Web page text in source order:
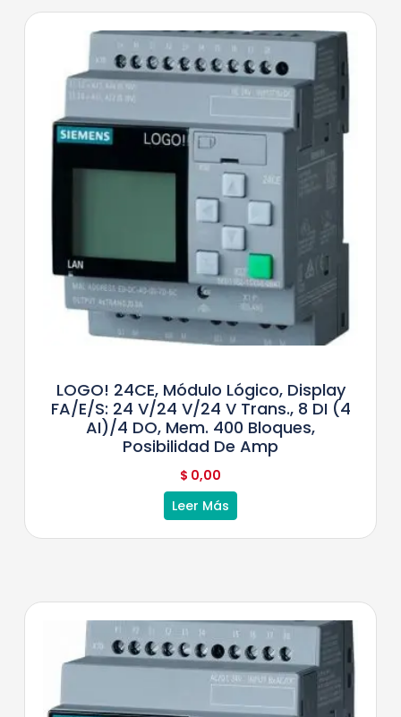
LOGO! 24CE, Módulo Lógico, Display
FA/E/S: 24 V/24 V/24 V Trans., 8 DI (4
AI)/4 DO, Mem. 400 Bloques,
Posibilidad De Amp
$ 0,00
Leer Más